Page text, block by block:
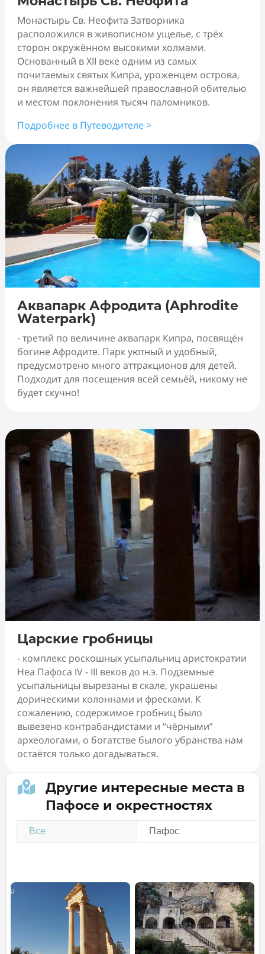
Монастырь Св. Неофита Затворника
расположился в живописном ущелье, с трёх
сторон окружённом высокими холмами.
Основанный в XII веке одним из самых
почитаемых святых Кипра, уроженцем острова,
он является важнейшей православной обителью
и местом поклонения тысяч паломников.
Подробнее в Путеводителе >
Аквапарк Афродита (Aphrodite
Waterpark)
- третий по величине аквапарк Кипра, посвящён
богине Афродите. Парк уютный и удобный,
предусмотрено много аттракционов для детей.
Подходит для посещения всей семьёй, никому не
будет скучно!
Царские гробницы
- комплекс роскошных усыпальниц аристократии
Неа Пафоса IV - III веков до н.э. Подземные
усыпальницы вырезаны в скале, украшены
дорическими колоннами и фресками. К
сожалению, содержимое гробниц было
вывезено контрабандистами и “чёрными”
археологами, о богатстве былого убранства нам
остаётся только догадываться.

Другие интересные места в
Пафосе и окрестностях
Все Пафос